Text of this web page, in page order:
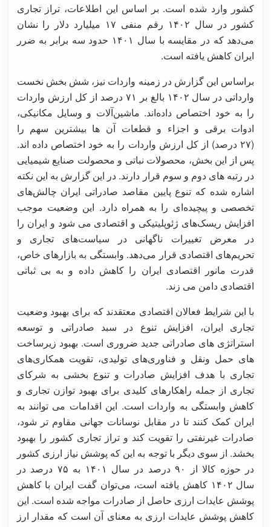
کشور وارد شده است. بر اساس این اطلاعات، تراز تجاری
کشور در سال ۱۴۰۲ رقم منفی ۱۷ میلیارد دلار را نشان
می‌دهد که در مقایسه با سال ۱۴۰۱ حدود سه برابر به ضرر
ایران کاهش یافته است.
براساس این گزارش در زمینه واردات نیز، شش بخش نخست
وارداتی در سال ۱۴۰۲ بالغ بر ۷۱ درصد از کل ارزش واردات
را به خود اختصاص داده‌اند. ماشین‌آلات و وسایل مکانیکی،
ادوات برقی و اجزاء و قطعات آن ها بیشترین سهم را
(۲۷ درصد) از کل ارزش واردات را به خود اختصاص داده اند.
پس از این بخش، محصولات نباتی و محصولت صنایع شیمیایی
در رتبه های دوم و سوم قرار دارند. در این گزارش به این نکته
اشاره شده که تنوع پایین مقاصد صادراتی ایران چالش‌های
تخصصی و پیچیده‌ای را به همراه دارد. این وضعیت موجب
افزایش ریسک‌های ژئوپلیتیکی و اقتصادی می شود و ایران را
در معرض تغییرات ناگهانی در سیاست‌های تجاری و
تحریم‌های اقتصادی قرار می‌دهد. وابستگی به بازارهای خاص،
قدرت مانور اقتصادی ایران را کاهش داده و به بی ثباتی
اقتصادی دامن می زند.
با این شرایط فعالان اقتصادی معتقدند که برای بهبود وضعیت
تجاری ایران، افزایش تنوع در سبد صادراتی و توسعه
استراتژی های صادراتی جدید ضروری است. بهبود زیرساخت
های حمل ونقل و فناوری‌های تولیدی، تقویت همکاری‌های
تجاری با هدف افزایش صادرات و تنوع بخشی به شرکای
تجاری از جمله راهکارهای کلیدی برای بهبود توازن تجاری و
کاهش وابستگی به واردات است. این اقدامات می توانند به
ایران کمک کنند تا در مقابل نوسانات جهانی مقاوم تر شود،
صادرات غیرنفتی را تقویت کند و تراز تجاری کشور را بهبود
بخشد. از سوی دیگر با توجه به این که پوشش نیاز ارزی کشور
در حوزه کالا از ۹۰ درصد در سال ۱۴۰۱ به ۷۵ درصد در
سال ۱۴۰۲ کاهش یافته است، می‌توان گفت ایران با کاهش
پوشش عایدات ارزی حاصل از صادرات مواجه شده است. این
کاهش پوشش عایدات ارزی به معنای آن است که مقدار ارز